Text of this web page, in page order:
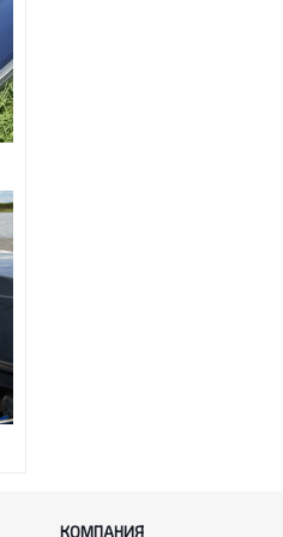
КОМПАНИЯ